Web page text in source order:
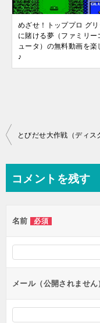
めざせ！トッププロ グリ
に賭ける夢（ファミリー
ュータ）の無料動画を楽
♪
投
ビ
ー
シ
ン
コメントを残す
名前 必須
メール（公開されません